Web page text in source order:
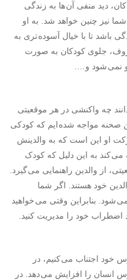
دید منفی آن ها به زندگی
نیز چنین خواهد شد. به او
باشد تا با خیال آسوده تری به
جلوی کودکان به صورت
و نمی شود و….
چه واکنشی در هر موقعیتی
صحنه مواجه شده ایم که کودکی
او این است که به والدینش
می کند به این دلیل که کودک
از والدین راهنمایی می گیرد.
خود هستند. اگر شما
بنابراین وقتی می خواهید
اضطراب خود را مدیریت کنید.
خود اجتناب می کنیم، در
انسان را افزایش می دهد. در